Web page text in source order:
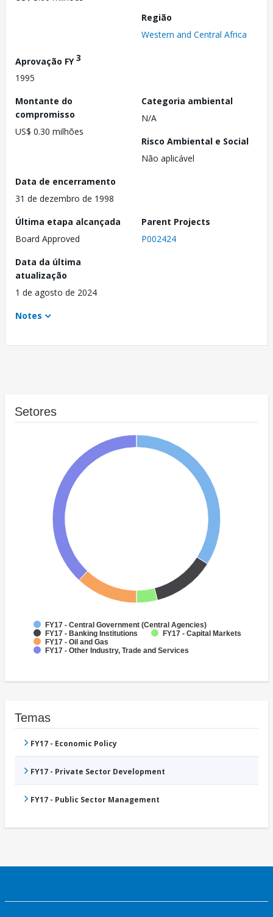
Região
Western and Central Africa
Aprovação FY3
1995
Montante do
compromisso
US$ 0.30 milhões
Categoria ambiental
N/A
Risco Ambiental e Social
Não aplicável
Data de encerramento
31 de dezembro de 1998
Última etapa alcançada
Board Approved
Parent Projects
P002424
Data da última
atualização
1 de agosto de 2024
Notes
Setores
FY17 - Central Government (Central Agencies)
FY17 - Banking Institutions
FY17 - Capital Markets
FY17 - Oil and Gas
FY17 - Other Industry, Trade and Services
Temas
FY17 - Economic Policy
FY17 - Private Sector Development
FY17 - Public Sector Management